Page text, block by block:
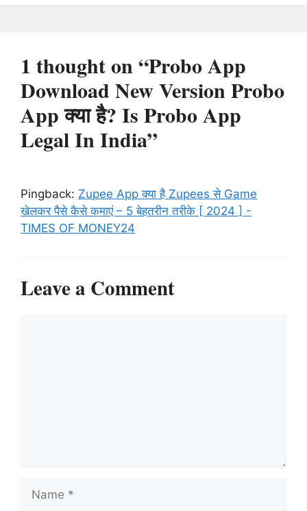
1 thought on “Probo App
Download New Version Probo
App क्या है? Is Probo App
Legal In India”
Pingback: Zupee App क्या है Zupees से Game
खेलकर पैसे कैसे कमाएं – 5 बेहतरीन तरीके [ 2024 ] -
TIMES OF MONEY24
Leave a Comment